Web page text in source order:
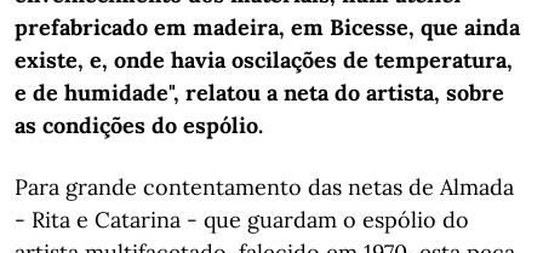
prefabricado em madeira, em Bicesse, que ainda
existe, e, onde havia oscilações de temperatura,
e de humidade", relatou a neta do artista, sobre
as condições do espólio.
Para grande contentamento das netas de Almada
- Rita e Catarina - que guardam o espólio do